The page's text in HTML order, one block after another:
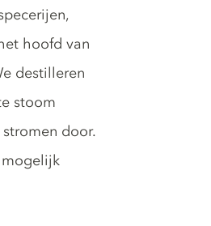
hoofd van
destilleren
stoom
door.
mogelijk